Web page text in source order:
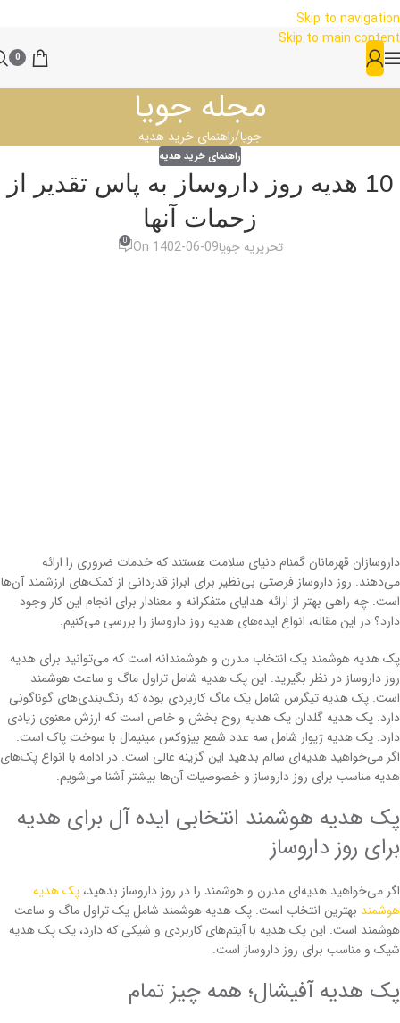
Skip to navigation
Skip to main content
0
مجله جویا
جویا راهنمای خرید هدیه
راهنمای خرید هدیه
10 هدیه روز داروساز به پاس تقدیر از
زحمات آنها
تحریریه جویاOn 1402-06-09
0
داروسازان قهرمانان گمنام دنیای سلامت هستند که خدمات ضروری را ارائه
می‌دهند. روز داروساز فرصتی بی‌نظیر برای ابراز قدردانی از کمک‌های ارزشمند آن‌ها
است. چه راهی بهتر از ارائه هدایای متفکرانه و معنادار برای انجام این کار وجود
دارد؟ در این مقاله، انواع ایده‌های هدیه روز داروساز را بررسی می‌کنیم.
پک هدیه هوشمند یک انتخاب مدرن و هوشمندانه است که می‌توانید برای هدیه
روز داروساز در نظر بگیرید. این پک هدیه شامل تراول ماگ و ساعت هوشمند
است. پک هدیه تیگرس شامل یک ماگ کاربردی بوده که رنگ‌بندی‌های گوناگونی
دارد. پک هدیه گلدان یک هدیه روح بخش و خاص است که ارزش معنوی زیادی
دارد. پک هدیه ژیوار شامل سه عدد شمع بیزوکس مینیمال با سوخت پاک است.
اگر می‌خواهید هدیه‌ای سالم بدهید این گزینه عالی است. در ادامه با انواع پک‌های
هدیه مناسب برای روز داروساز و خصوصیات آن‌ها بیشتر آشنا می‌شویم.
پک هدیه هوشمند انتخابی ایده آل برای هدیه
برای روز داروساز
اگر می‌خواهید هدیه‌ای مدرن و هوشمند را در روز داروساز بدهید، پک هدیه
هوشمند بهترین انتخاب است. پک هدیه هوشمند شامل یک تراول ماگ و ساعت
هوشمند است. این پک هدیه با آیتم‌های کاربردی و شیکی که دارد، یک پک هدیه
شیک و مناسب برای روز داروساز است.
پک هدیه آفیشال؛ همه چیز تمام